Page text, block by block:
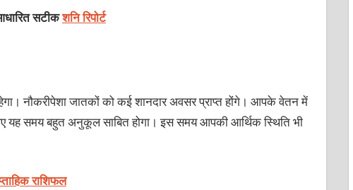
सटीकशनि रिपोर्ट
नौकरीपेशा जातकों को कई शानदार अवसर प्राप्त होंगे। आपके वेतन में
यह समय बहुत अनुकूल साबित होगा। इस समय आपकी आर्थिक स्थिति भी
राशिफल